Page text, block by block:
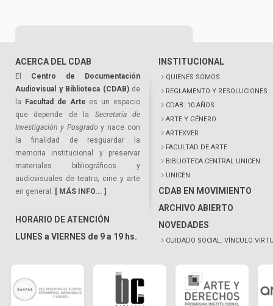
ACERCA DEL CDAB
El Centro de Documentación
Audiovisual y Biblioteca (CDAB)de
la
Facultad de Arte es un espacio
que depende de la Secretaría de
Investigación y Posgrado y nace con
la finalidad de resguardar la
memoria institucional y preservar
materiales bibliográficos y
audiovisuales de teatro, cine y arte
en general. [ MÁS INFO... ]
HORARIO DE ATENCIÓN
LUNES a VIERNES de 9 a 19 hs.
INSTITUCIONAL
QUIENES SOMOS
REGLAMENTO Y RESOLUCIONES
CDAB: 10 AÑOS
ARTE Y GÉNERO
ARTEXVER
FACULTAD DE ARTE
BIBLIOTECA CENTRAL UNICEN
UNICEN
CDAB EN MOVIMIENTO
ARCHIVO ABIERTO
NOVEDADES
CUIDADO SOCIAL. VÍNCULO